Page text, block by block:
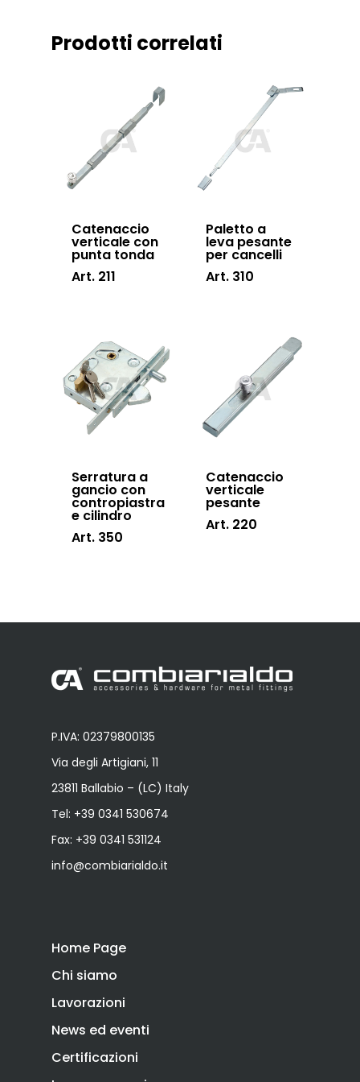
Prodotti correlati
Catenaccio
verticale con
punta tonda
Art. 211
Paletto a
leva pesante
per cancelli
Art. 310
Serratura a
gancio con
contropiastra
e cilindro
Art. 350
Catenaccio
verticale
pesante
Art. 220
P.IVA: 02379800135
Via degli Artigiani, 11
23811 Ballabio – (LC) Italy
Tel: +39 0341 530674
Fax: +39 0341 531124
info@combiarialdo.it
Home Page
Chi siamo
Lavorazioni
News ed eventi
Certificazioni
Accessori
sospesi
Swing gates
accessories
Hardware
Inox
Lavora con noi